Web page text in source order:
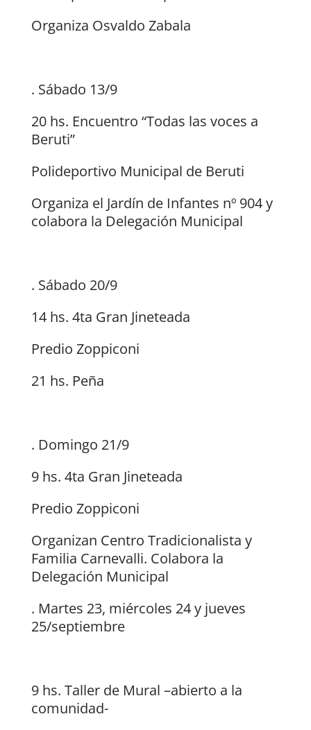
Organiza Osvaldo Zabala
. Sábado 13/9
20 hs. Encuentro “Todas las voces a
Beruti”
Polideportivo Municipal de Beruti
Organiza el Jardín de Infantes nº 904 y
colabora la Delegación Municipal
. Sábado 20/9
14 hs. 4ta Gran Jineteada
Predio Zoppiconi
21 hs. Peña
. Domingo 21/9
9 hs. 4ta Gran Jineteada
Predio Zoppiconi
Organizan Centro Tradicionalista y
Familia Carnevalli. Colabora la
Delegación Municipal
. Martes 23, miércoles 24 y jueves
25/septiembre
9 hs. Taller de Mural –abierto a la
comunidad-